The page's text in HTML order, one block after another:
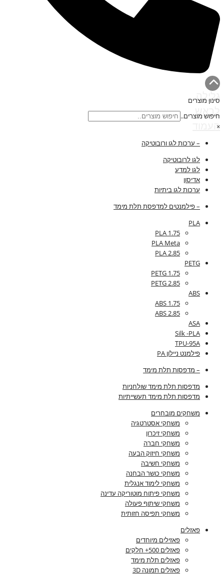
גלילה
העמוד
סינון מוצרים
חיפוש מוצרים..
×
– ערכות לגו ורובוטיקה
לגו לרובוטיקה
לגו למדע
אדיסון
ערכות לגו ביתיות
– פילמנטים למדפסת תלת מימד
PLA
PLA 1.75
PLA Meta
PLA 2.85
PETG
PETG 1.75
PETG 2.85
ABS
ABS 1.75
ABS 2.85
ASA
Silk -PLA
TPU-95A
פילמנט ניילון PA
– מדפסות תלת מימד
מדפסות תלת מימד שולחניות
מדפסות תלת מימד תעשייתיות
משחקים מובחרים
משחקי אסטרטגיה
משחקי זיכרון
משחקי חברה
משחקי חיזוק הבעה
משחקי חשיבה
משחקי כושר הבחנה
משחקי לימוד אנגלית
משחקי פיתוח מוטוריקה עדינה
משחקי שיתוף פעולה
משחקי תפיסה חזותית
פאזלים
פאזילים מיוחדים
פאזלים 500+ חלקים
פאזלים תלת מימד
פאזלים תמונה 3D